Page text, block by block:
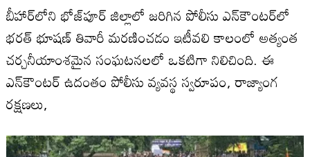
బీహార్‌లోని భోజ్‌పూర్ జిల్లాలో జరిగిన పోలీసు ఎన్‌కౌంటర్‌లో
భరత్ భూషణ్ తివారీ మరణించడం ఇటీవలి కాలంలో అత్యంత
చర్చనీయాంశమైన సంఘటనలలో ఒకటిగా నిలిచింది. ఈ
ఎన్‌కౌంటర్‌ ఉదంతం పోలీసు వ్యవస్థ స్వరూపం, రాజ్యాంగ
రక్షణలు,